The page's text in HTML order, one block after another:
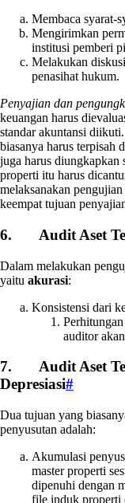
Membaca syarat-
Mengirimkan
institusi pemberi
Melakukan
penasihat hukum.
Penyajian dan
keuangan harus
standar akuntansi
biasanya harus terpisah
juga harus diungkapkan
properti itu harus
melaksanakan
keempat tujuan
6. Audit Aset
Dalam melakukan
yaitu akurasi:
Konsistensi dari
auditor
7. Audit Aset
Depresiasi#
Dua tujuan yang
penyusutan adalah:
Akumulasi
master properti
dipenuhi dengan
file induk properti